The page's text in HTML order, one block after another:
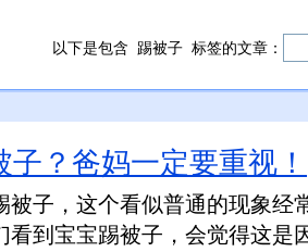
以下是包含 踢被子 标签的文章：
？爸妈一定要重视！
被子，这个看似普通的现象经
看到宝宝踢被子，会觉得这是